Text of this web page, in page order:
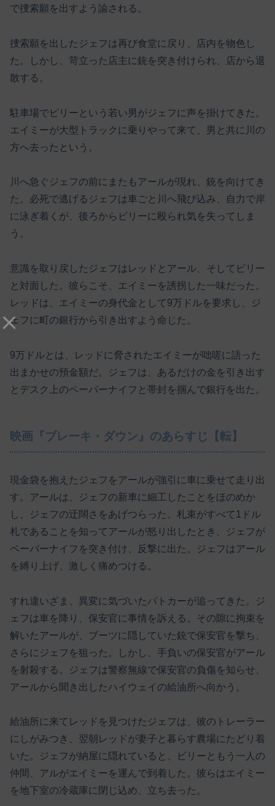
で捜索願を出すよう諭される。
捜索願を出したジェフは再び食堂に戻り、店内を物色し
た。しかし、苛立った店主に銃を突き付けられ、店から退
散する。
駐車場でビリーという若い男がジェフに声を掛けてきた。
エイミーが大型トラックに乗りやって来て、男と共に川の
方へ去ったという。
川へ急ぐジェフの前にまたもアールが現れ、銃を向けてき
た。必死で逃げるジェフは車ごと川へ飛び込み、自力で岸
に泳ぎ着くが、後ろからビリーに殴られ気を失ってしま
う。
意識を取り戻したジェフはレッドとアール、そしてビリー
と対面した。彼らこそ、エイミーを誘拐した一味だった。
レッドは、エイミーの身代金として9万ドルを要求し、ジ
ェフに町の銀行から引き出すよう命じた。
9万ドルとは、レッドに脅されたエイミーが咄嗟に語った
出まかせの預金額だ。ジェフは、あるだけの金を引き出す
とデスク上のペーパーナイフと帯封を掴んで銀行を出た。
映画『ブレーキ・ダウン』のあらすじ【転】
現金袋を抱えたジェフをアールが強引に車に乗せて走り出
す。アールは、ジェフの新車に細工したことをほのめか
し、ジェフの迂闊さをあげつらった。札束がすべて1ドル
札であることを知ってアールが怒り出したとき、ジェフが
ペーパーナイフを突き付け、反撃に出た。ジェフはアール
を縛り上げ、激しく痛めつける。
すれ違いざま、異変に気づいたパトカーが追ってきた。ジ
ェフは車を降り、保安官に事情を訴える。その隙に拘束を
解いたアールが、ブーツに隠していた銃で保安官を撃ち、
さらにジェフを狙った。しかし、手負いの保安官がアール
を射殺する。ジェフは警察無線で保安官の負傷を知らせ、
アールから聞き出したハイウェイの給油所へ向かう。
給油所に来てレッドを見つけたジェフは、彼のトレーラー
にしがみつき、翌朝レッドが妻子と暮らす農場にたどり着
いた。ジェフが納屋に隠れていると、ビリーともう一人の
仲間、アルがエイミーを運んで到着した。彼らはエイミー
を地下室の冷蔵庫に閉じ込め、立ち去った。